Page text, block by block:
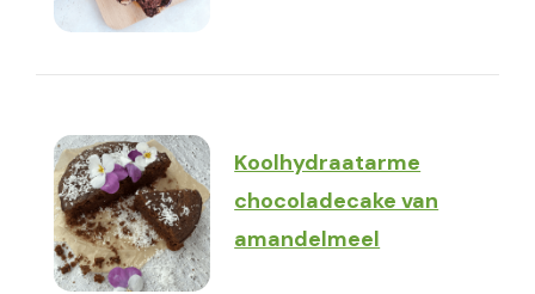
Koolhydraatarme
chocoladecake van
amandelmeel